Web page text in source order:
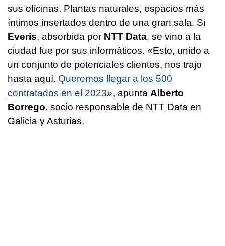
sus oficinas. Plantas naturales, espacios más
íntimos insertados dentro de una gran sala. Si
Everis, absorbida por NTT Data, se vino a la
ciudad fue por sus informáticos. «Esto, unido a
un conjunto de potenciales clientes, nos trajo
hasta aquí. Queremos llegar a los 500
contratados en el 2023», apunta Alberto
Borrego, socio responsable de NTT Data en
Galicia y Asturias.